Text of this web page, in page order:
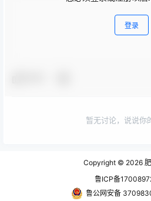
登录
暂无讨论，说说你
Copyright © 2026
鲁ICP备
鲁公网安备